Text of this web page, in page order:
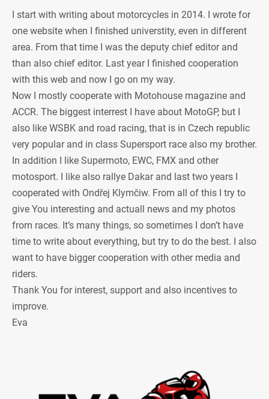
I start with writing about motorcycles in 2014. I wrote for
one website when I finished universtity, even in different
area. From that time I was the deputy chief editor and
than also chief editor. Last year I finished cooperation
with this web and now I go on my way.
Now I mostly cooperate with Motohouse magazine and
ACCR. The biggest interrest I have about MotoGP, but I
also like WSBK and road racing, that is in Czech republic
very popular and in class Supersport race also my brother.
In addition I like Supermoto, EWC, FMX and other
motosport. I like also rallye Dakar and last two years I
cooperated with Ondřej Klymčiw. From all of this I try to
give You interesting and actuall news and my photos
from races. It’s many things, so sometimes I don’t have
time to write about everything, but try to do the best. I also
want to have bigger cooperation with other media and
riders.
Thank You for interest, support and also incentives to
improve.
Eva